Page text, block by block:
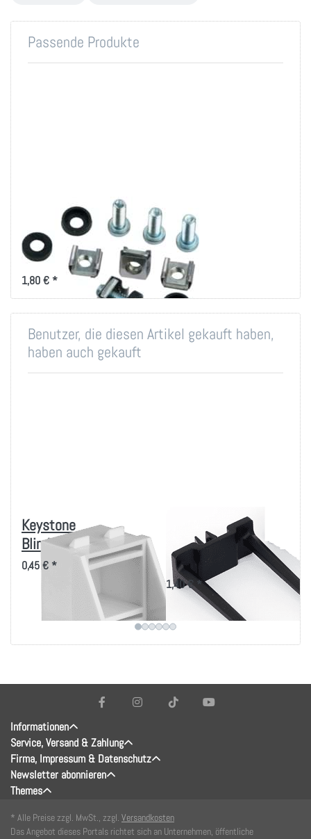
Passende Produkte
Montageset M6 für
19 Zoll-Technik
Montageset für 19 Zoll
Befestigung
1,80 € *
Benutzer, die diesen Artikel gekauft haben,
haben auch gekauft
Keystone
Blindeinsätze
0,45 € *
Kabelbügel
60x30mm für 9mm²
Ausbruch
1,40 € *
Informationen
Service, Versand & Zahlung
Firma, Impressum & Datenschutz
Newsletter abonnieren
Themes
* Alle Preise zzgl. MwSt., zzgl. Versandkosten
Das Angebot dieses Portals richtet sich an Unternehmen, öffentliche